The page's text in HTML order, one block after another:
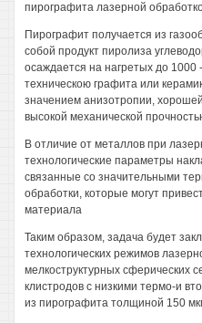
пирографита лазерной
Пирографит получается из
собой продукт пиролиза
осаждается на нагретых до
техническою графита или
значением анизотропии,
высокой механической
В отличие от металлов при
технологические параметры
связанные со значительными
обработки, которые могут
материала
Таким образом, задача будет
технологических режимов
мелкоструктурных сферических
клистродов с низкими термо-и
из пирографита толщиной 150